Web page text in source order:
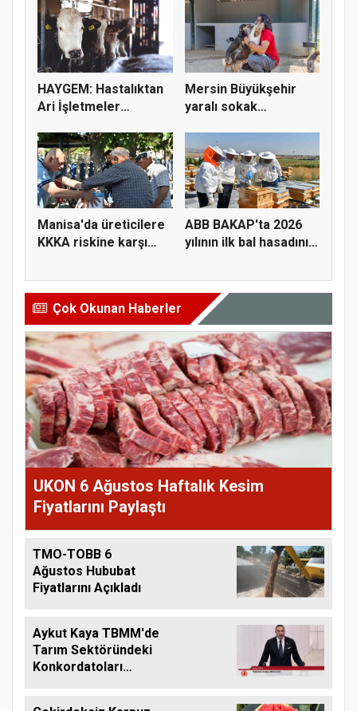
HAYGEM: Hastalıktan
Ari İşletmeler
Mersin Büyükşehir
yaralı sokak
Manisa'da üreticilere
KKKA riskine karşı
ABB BAKAP'ta 2026
yılının ilk bal hasadını
Çok Okunan Haberler
UKON 6 Ağustos Haftalık Kesim
Fiyatlarını Paylaştı
TMO-TOBB 6
Ağustos Hububat
Fiyatlarını Açıkladı
Aykut Kaya TBMM'de
Tarım Sektöründeki
Konkordatoları